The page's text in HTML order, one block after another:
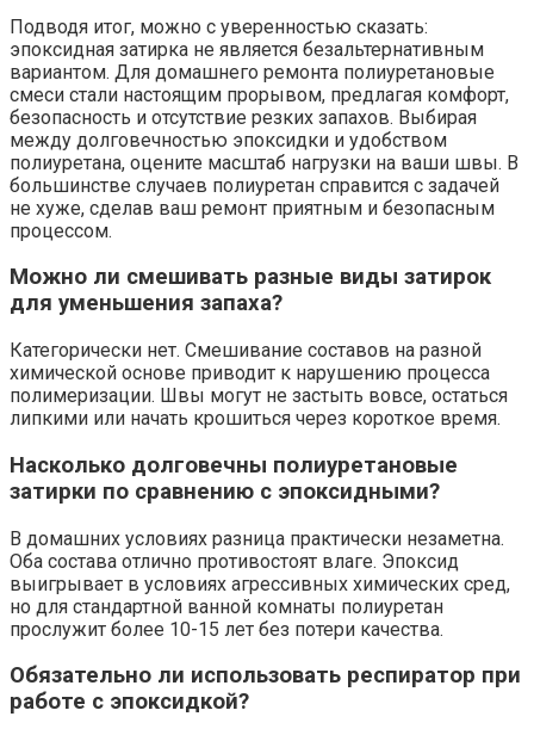
Подводя итог, можно с уверенностью сказать:
эпоксидная затирка не является безальтернативным
вариантом. Для домашнего ремонта полиуретановые
смеси стали настоящим прорывом, предлагая комфорт,
безопасность и отсутствие резких запахов. Выбирая
между долговечностью эпоксидки и удобством
полиуретана, оцените масштаб нагрузки на ваши швы. В
большинстве случаев полиуретан справится с задачей
не хуже, сделав ваш ремонт приятным и безопасным
процессом.
Можно ли смешивать разные виды затирок
для уменьшения запаха?
Категорически нет. Смешивание составов на разной
химической основе приводит к нарушению процесса
полимеризации. Швы могут не застыть вовсе, остаться
липкими или начать крошиться через короткое время.
Насколько долговечны полиуретановые
затирки по сравнению с эпоксидными?
В домашних условиях разница практически незаметна.
Оба состава отлично противостоят влаге. Эпоксид
выигрывает в условиях агрессивных химических сред,
но для стандартной ванной комнаты полиуретан
прослужит более 10-15 лет без потери качества.
Обязательно ли использовать респиратор при
работе с эпоксидкой?